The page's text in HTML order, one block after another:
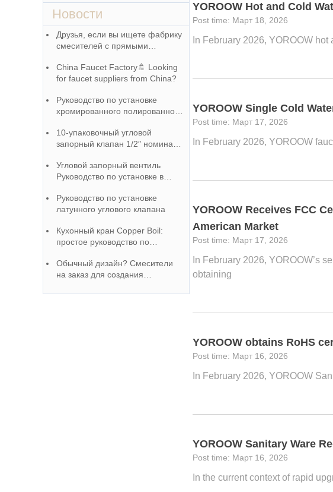
Новости
Друзья, если вы ищете фабрику
смесителей с прямыми
посмотрите!
China Faucet Factory🚿 Looking
for faucet suppliers from China?
Руководство по установке
хромированного полированного
10-упаковочный угловой
запорный клапан 1/2″ номинал
Руководство по техническому
обслуживанию
Угловой запорный вентиль
Руководство по установке в
Руководство по установке
латунного углового клапана
Кухонный кран Copper Boil:
простое руководство по
Обычный дизайн? Смесители
на заказ для создания
YOROOW Hot and Cold
Март 18, 2026
In February 2026, YOROOW
YOROOW Single Cold
Март 17, 2026
In February 2026, YOROOW
YOROOW Receives FCC
American Market
Март 17, 2026
In February 2026, YOROOW’s
obtaining
YOROOW obtains RoHS
Март 16, 2026
In February 2026, YOROOW
YOROOW Sanitary Ware
Март 16, 2026
In the current context of rapid